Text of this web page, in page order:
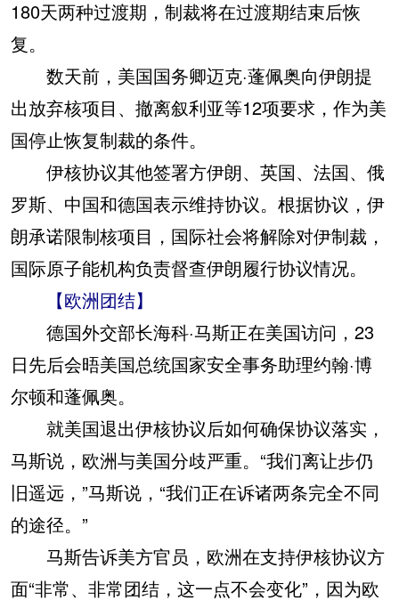
180天两种过渡期，制裁将在过渡期结束后恢
复。
数天前，美国国务卿迈克·蓬佩奥向伊朗提
出放弃核项目、撤离叙利亚等12项要求，作为美
国停止恢复制裁的条件。
伊核协议其他签署方伊朗、英国、法国、俄
罗斯、中国和德国表示维持协议。根据协议，伊
朗承诺限制核项目，国际社会将解除对伊制裁，
国际原子能机构负责督查伊朗履行协议情况。
【欧洲团结】
德国外交部长海科·马斯正在美国访问，23
日先后会晤美国总统国家安全事务助理约翰·博
尔顿和蓬佩奥。
就美国退出伊核协议后如何确保协议落实，
马斯说，欧洲与美国分歧严重。“我们离让步仍
旧遥远，”马斯说，“我们正在诉诸两条完全不同
的途径。”
马斯告诉美方官员，欧洲在支持伊核协议方
面“非常、非常团结，这一点不会变化”，因为欧